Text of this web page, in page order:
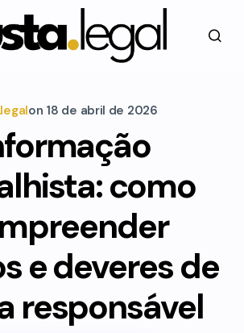
on 18 de abril de 2026
como
e deveres de
responsável